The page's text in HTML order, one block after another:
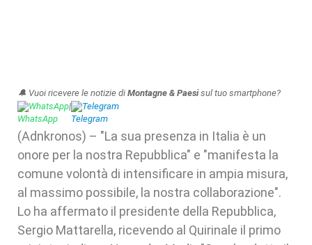
🔔 Vuoi ricevere le notizie di Montagne & Paesisul tuo smartphone?
WhatsApp| Telegram
(Adnkronos) – "La sua presenza in Italia è un
onore per la nostra Repubblica" e "manifesta la
comune volontà di intensificare in ampia misura,
al massimo possibile, la nostra collaborazione".
Lo ha affermato il presidente della Repubblica,
Sergio Mattarella, ricevendo al Quirinale il primo